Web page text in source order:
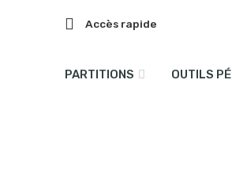
Accès rapide
PARTITIONS OUTILS